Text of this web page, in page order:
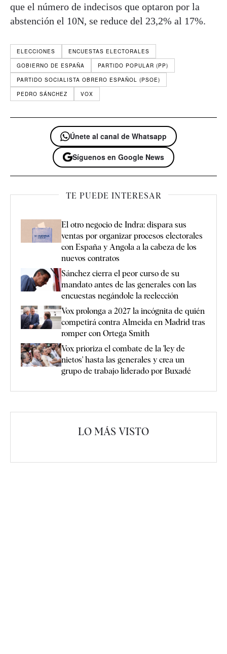
que el número de indecisos que optaron por la
abstención el 10N, se reduce del 23,2% al 17%.
ELECCIONES
ENCUESTAS ELECTORALES
GOBIERNO DE ESPAÑA
PARTIDO POPULAR (PP)
PARTIDO SOCIALISTA OBRERO ESPAÑOL (PSOE)
PEDRO SÁNCHEZ
VOX
Únete al canal de Whatsapp
Síguenos en Google News
TE PUEDE INTERESAR
El otro negocio de Indra: dispara sus
ventas por organizar procesos electorales
con España y Angola a la cabeza de los
nuevos contratos
Sánchez cierra el peor curso de su
mandato antes de las generales con las
encuestas negándole la reelección
Vox prolonga a 2027 la incógnita de quién
competirá contra Almeida en Madrid tras
romper con Ortega Smith
Vox prioriza el combate de la 'ley de
nietos' hasta las generales y crea un
grupo de trabajo liderado por Buxadé
LO MÁS VISTO